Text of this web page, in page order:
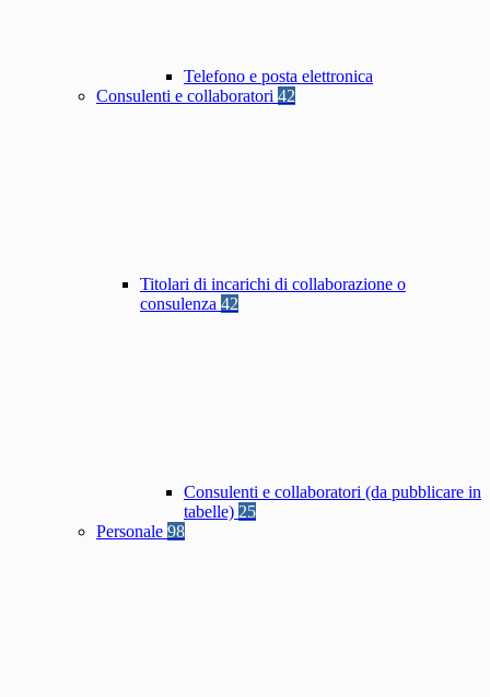
Telefono e posta elettronica
Consulenti e collaboratori 42
Titolari di incarichi di collaborazione o
consulenza 42
Consulenti e collaboratori (da pubblicare in
tabelle) 25
Personale 98